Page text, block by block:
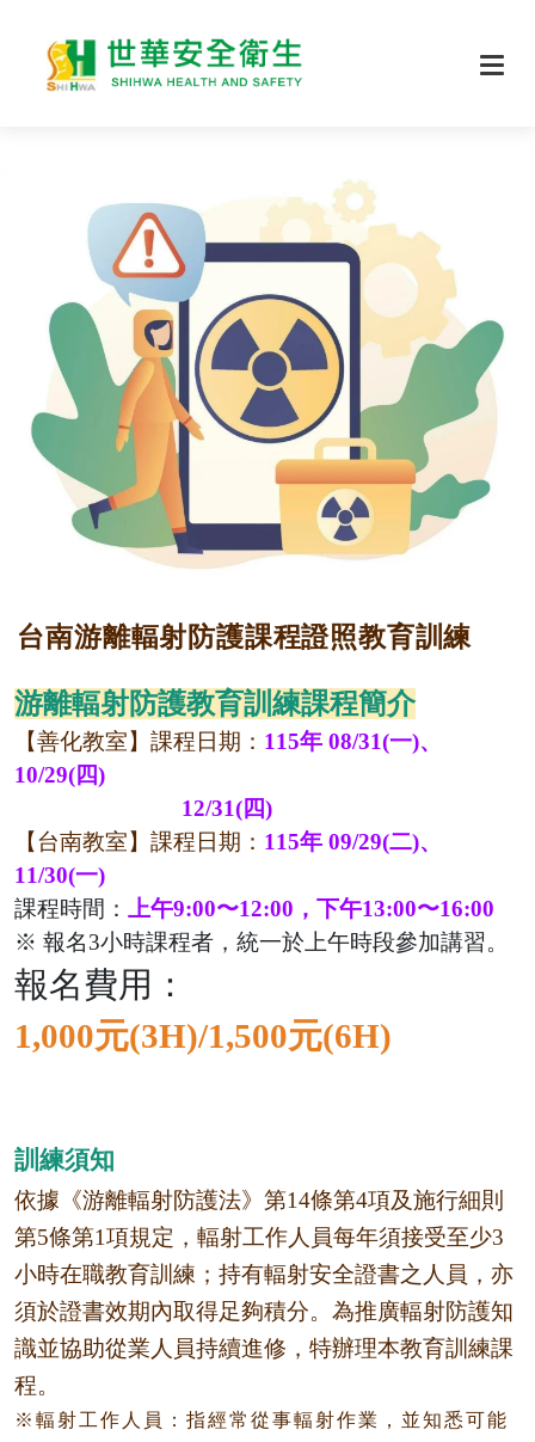
台南游離輻射防護課程證照教育訓練
游離輻射防護教育訓練課程簡介
【善化教室】 課程日期： 115年 08/31(一)、
10/29(四)
12/31(四)
【台南教室】課程日期： 115年 09/29(二)、
11/30(一)
課程時間： 上午9:00〜12:00 ，下午13:00〜16:00
※ 報名3小時課程者，統一於上午時段參加講習。
報名費用：
1,000元(3H)/1,500元(6H)
訓練須知
依據《游離輻射防護法》第14條第4項及施行細則
第5條第1項規定，輻射工作人員每年須接受至少3
小時在職教育訓練；持有輻射安全證書之人員，亦
須於證書效期內取得足夠積分。為推廣輻射防護知
識並協助從業人員持續進修，特辦理本教育訓練課
程。
※ 輻射工作人員：指經常從事輻射作業，並知悉可能